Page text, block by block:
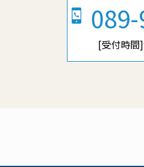
[受付時間